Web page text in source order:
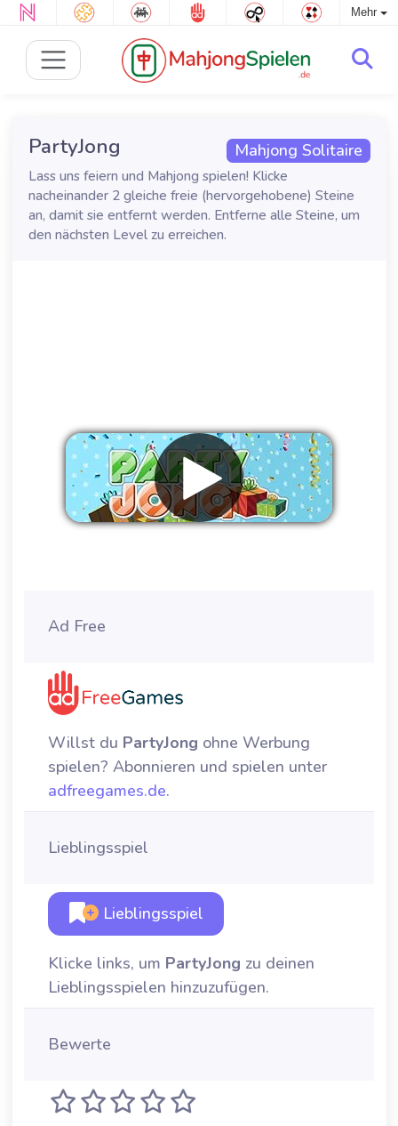
Mehr
Mahjong Solitaire
PartyJong
Lass uns feiern und Mahjong spielen! Klicke
nacheinander 2 gleiche freie (hervorgehobene) Steine
an, damit sie entfernt werden. Entferne alle Steine, um
den nächsten Level zu erreichen.
Ad Free
Willst du PartyJong ohne Werbung
spielen? Abonnieren und spielen unter
adfreegames.de.
Lieblingsspiel
Lieblingsspiel
Klicke links, um PartyJong zu deinen
Lieblingsspielen hinzuzufügen.
Bewerte